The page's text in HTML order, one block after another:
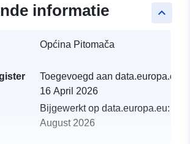
keyboard_arrow_up
informatie
Općina Pitomača
Toegevoegd aan data.europa.eu:
16 April 2026
Bijgewerkt op data.europa.eu:
August 2026